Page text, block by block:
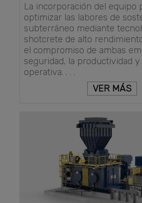
La incorporación del equipo
optimizar las labores de
subterráneo mediante
shotcrete de alto
el compromiso de ambas
seguridad, la productividad
operativa. . . .
VER MÁS